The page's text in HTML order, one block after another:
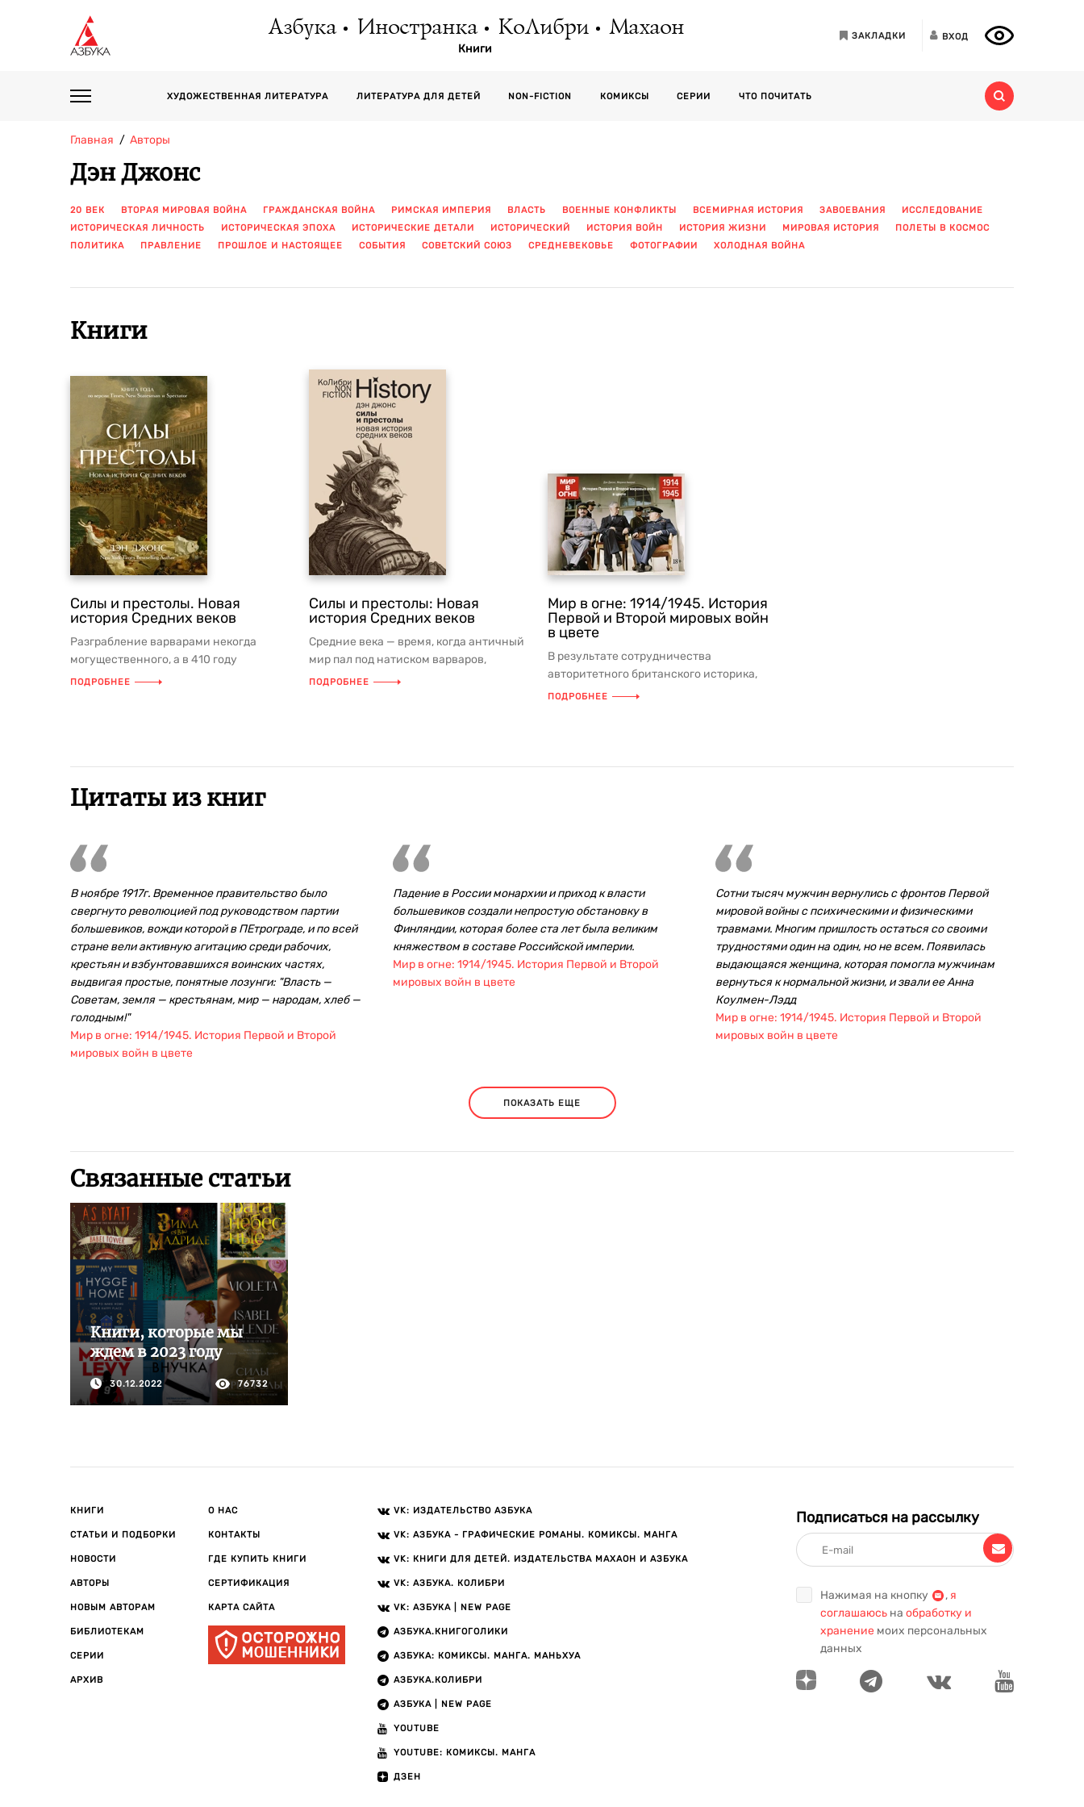
Азбука Иностранка КоЛибри Махаон
Книги
ЗАКЛАДКИ ВХОД
ХУДОЖЕСТВЕННАЯ ЛИТЕРАТУРА ЛИТЕРАТУРА ДЛЯ ДЕТЕЙ NON-FICTION КОМИКСЫ СЕРИИ ЧТО ПОЧИТАТЬ
Главная Авторы
Дэн Джонс
20 ВЕК ВТОРАЯ МИРОВАЯ ВОЙНА ГРАЖДАНСКАЯ ВОЙНА РИМСКАЯ ИМПЕРИЯ ВЛАСТЬ ВОЕННЫЕ КОНФЛИКТЫ ВСЕМИРНАЯ ИСТОРИЯ ЗАВОЕВАНИЯ
ИССЛЕДОВАНИЕ
ИСТОРИЧЕСКАЯ ЛИЧНОСТЬ
ИСТОРИЧЕСКАЯ ЭПОХА ИСТОРИЧЕСКИЕ ДЕТАЛИ ИСТОРИЧЕСКИЙ ИСТОРИЯ ВОЙН ИСТОРИЯ ЖИЗНИ МИРОВАЯ ИСТОРИЯ
ПОЛЕТЫ В КОСМОС
ПОЛИТИКА
ПРАВЛЕНИЕ ПРОШЛОЕ И НАСТОЯЩЕЕ СОБЫТИЯ СОВЕТСКИЙ СОЮЗ СРЕДНЕВЕКОВЬЕ ФОТОГРАФИИ ХОЛОДНАЯ ВОЙНА
Книги
Силы и престолы. Новая
история Средних веков
Разграбление варварами некогда
могущественного, а в 410 году
лежавшего в руинах Рима
ПОДРОБНЕЕ
Силы и престолы: Новая
история Средних веков
Средние века — время, когда античный
мир пал под натиском варваров,
христианство превратилось из лок...
ПОДРОБНЕЕ
Мир в огне: 1914/1945. История
Первой и Второй мировых войн
в цвете
В результате сотрудничества
авторитетного британского историка,
писателя и журналиста Дэна Джонса и
ПОДРОБНЕЕ
Цитаты из книг
В ноябре 1917г. Временное правительство было
свергнуто революцией под руководством партии
большевиков, вожди которой в ПЕтрограде, и по всей
стране вели активную агитацию среди рабочих,
крестьян и взбунтовавшихся воинских частях,
выдвигая простые, понятные лозунги: "Власть —
Советам, земля — крестьянам, мир — народам, хлеб —
голодным!"
Мир в огне: 1914/1945. История Первой и Второй
мировых войн в цвете
Падение в России монархии и приход к власти
большевиков создали непростую обстановку в
Финляндии, которая более ста лет была великим
княжеством в составе Российской империи.
Мир в огне: 1914/1945. История Первой и Второй
мировых войн в цвете
Сотни тысяч мужчин вернулись с фронтов Первой
мировой войны с психическими и физическими
травмами. Многим пришлость остаться со своими
трудностями один на один, но не всем. Появилась
выдающаяся женщина, которая помогла мужчинам
вернуться к нормальной жизни, и звали ее Анна
Коулмен-Лэдд
Мир в огне: 1914/1945. История Первой и Второй
мировых войн в цвете
ПОКАЗАТЬ ЕЩЕ
Связанные статьи
Книги, которые мы
ждем в 2023 году
30.12.2022 76732
КНИГИ
СТАТЬИ И ПОДБОРКИ
НОВОСТИ
АВТОРЫ
НОВЫМ АВТОРАМ
БИБЛИОТЕКАМ
СЕРИИ
АРХИВ
О НАС
КОНТАКТЫ
ГДЕ КУПИТЬ КНИГИ
СЕРТИФИКАЦИЯ
КАРТА САЙТА
VK: ИЗДАТЕЛЬСТВО АЗБУКА
VK: АЗБУКА - ГРАФИЧЕСКИЕ РОМАНЫ. КОМИКСЫ. МАНГА
VK: КНИГИ ДЛЯ ДЕТЕЙ. ИЗДАТЕЛЬСТВА МАХАОН И АЗБУКА
VK: АЗБУКА. КОЛИБРИ
VK: АЗБУКА | NEW PAGE
АЗБУКА.КНИГОГОЛИКИ
АЗБУКА: КОМИКСЫ. МАНГА. МАНЬХУА
АЗБУКА.КОЛИБРИ
АЗБУКА | NEW PAGE
YOUTUBE
YOUTUBE: КОМИКСЫ. МАНГА
ДЗЕН
Подписаться на рассылку
Нажимая на кнопку , я
соглашаюсь на обработку и
хранение моих персональных
данных